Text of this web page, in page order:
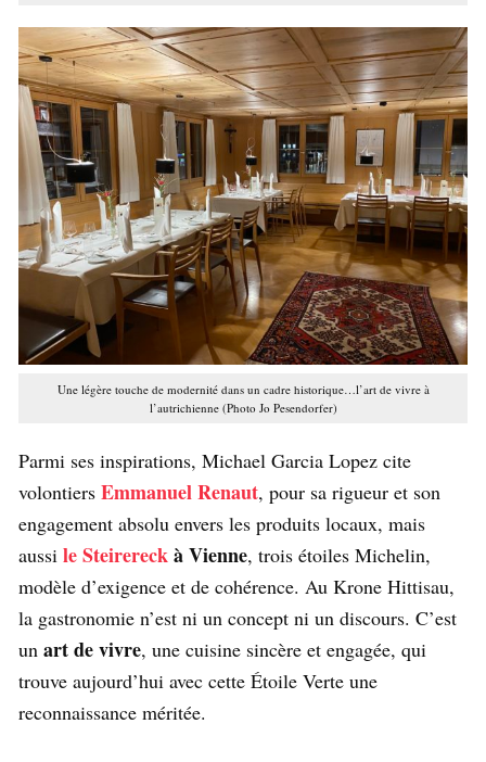
Une légère touche de modernité dans un cadre historique…l’art de vivre à
l’autrichienne (Photo Jo Pesendorfer)
Parmi ses inspirations, Michael Garcia Lopez cite
volontiers Emmanuel Renaut, pour sa rigueur et son
engagement absolu envers les produits locaux, mais
aussi le Steirereckà Vienne, trois étoiles Michelin,
modèle d’exigence et de cohérence. Au Krone Hittisau,
la gastronomie n’est ni un concept ni un discours. C’est
un art de vivre, une cuisine sincère et engagée, qui
trouve aujourd’hui avec cette Étoile Verte une
reconnaissance méritée.